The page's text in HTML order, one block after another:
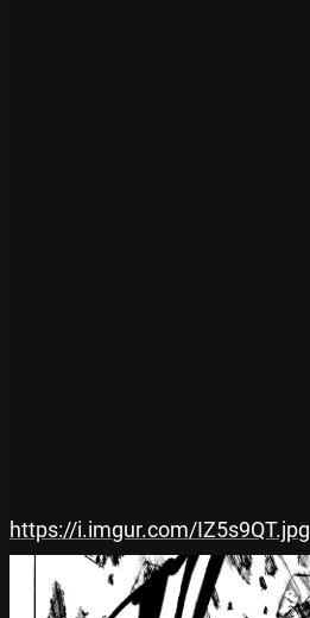
https://i.imgur.com/IZ5s9QT.jpg